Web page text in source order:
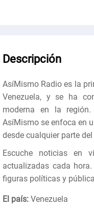
Descripción
AsíMismo Radio es la
Venezuela, y se ha
moderna en la
AsíMismo se enfoca en
desde cualquier parte
Escuche noticias en
actualizadas cada
figuras políticas y
El país: Venezuela